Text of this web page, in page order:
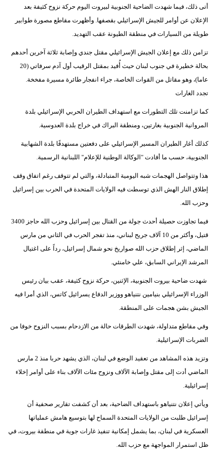
أتى ذلك، فيما شهدت الضاحية الجنوبية لبيروت اليوم حركة نزوح كثيفة بعد
الإعلان عن أوامر للجيش الإسرائيلي بقصفها. وأظهرت مقاطع مصورة طوابير
طويلة من السيارات في منطقة الطيونة عقب التهديد.
تزامن ذلك مع إعلان الجيش الإسرائيلي مقتل جندي وإصابة ثلاثة آخرين أحدهم
بحالة خطيرة في جنوب لبنان حيث أُفيد بمقتل الرقيب أول آدم سرفاتي (20
عاما)، وهو مقاتل من القوات الخاصة، جراء انفجار طائرة مسيرة مفخخة.
تجدد الغارات
كما تزامنت تلك التطورات مع استهداف الطيران الحربي الإسرائيلي بلدة
المروانية الجنوبية بغارتين، ومنطقة البراك في خراج بلدة العدوسية.
كذلك أغار الطيران المسير الإسرائيلي على دفعتين مستهدفًا بلدة الشهابية
الجنوبية، حسب ما أفادت "الوكالة الوطنية للإعلام" اللبنانية الرسمية.
هذا وتتواصل الهجمات شبه اليومية المتبادلة، والتي لم تتوقف رغم اتفاق وقف
إطلاق النار الهش الذي توسطت فيه الولايات المتحدة في الحرب بين إسرائيل
وحزب الله.
فيما تجاوزت حصيلة أحدث جولة من القتال بين إسرائيل وحزب الله حاجز 3400
قتيل، وأكثر من 10 آلاف جريح لبناني، منذ تفجر الحرب في الثاني من مارس
الماضي، إثر إطلاق حزب الله صواريخ نحو شمال إسرائيل، رداً على اغتيال
المرشد الإيراني السابق، علي خامنئي.
شهدت ضاحية بيروت الجنوبية، الإثنين، حركة نزوح كثيفة، عقب بيان رئيس
الوزراء الإسرائيلي بنيامين نتنياهو ووزير الدفاع يسرائيل كاتس، الذي أمرا فيه
الجيش بشن هجمات على المنطقة.
وفي مقاطع متداولة، شهدت الطرقات حالة من الازدحام بسبب النزوح خوفا من
الضربات الإسرائيلية.
وتزيد هذه المشاهد من تعقيد الوضع في لبنان، الذي يشهد حربا منذ 2 مارس
الماضي أدت إلى مقتل وإصابة الآلاف ونزوح مئات الآلاف بناء على أوامر إخلاء
إسرائيلية.
ويأتي إعلان نتنياهو باستهداف الضاحية، بعد أن كشفت تقارير صحفية أن
إسرائيل طلبت من الولايات المتحدة السماح لها بتوسيع هامش عملياتها
العسكرية في لبنان، بما يشمل إمكانية تنفيذ غارات جوية في منطقة بيروت، في
ظل استمرار المواجهة مع حزب الله.